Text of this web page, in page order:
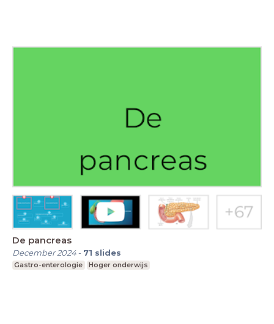
De pancreas
December 2024- 71 slides
Gastro-enterologie Hoger onderwijs